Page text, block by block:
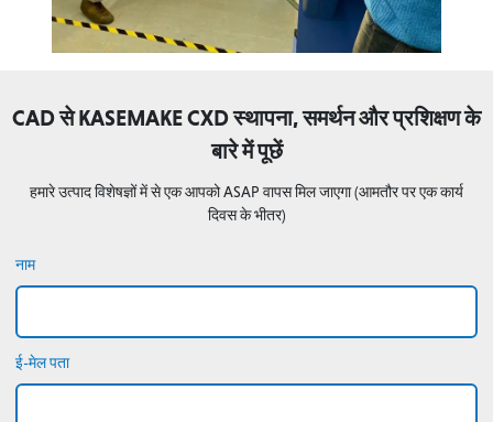
CAD से KASEMAKE CXD स्थापना, समर्थन और प्रशिक्षण के
बारे में पूछें
हमारे उत्पाद विशेषज्ञों में से एक आपको ASAP वापस मिल जाएगा (आमतौर पर एक कार्य
दिवस के भीतर)
नाम
ई-मेल पता